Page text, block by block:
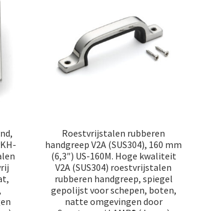
Roestvrijstalen rubberen
handgreep V2A (SUS304), 160 mm
(6,3″) US-160M. Hoge kwaliteit
V2A (SUS304) roestvrijstalen
rubberen handgreep, spiegel
gepolijst voor schepen, boten,
natte omgevingen door